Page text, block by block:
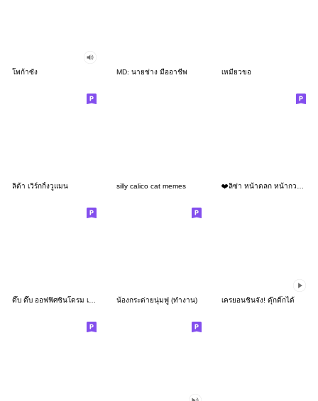
โพก้าซัง MD: นายช่าง มืออาชีพ เหมียวขอ
ลิต้า เวิร์กกิ้งวูแมน silly calico cat memes
ดึ๊บ ดึ๊บ ออฟฟิศซินโดรม เก้า น้องกระต่ายนุ่มฟู (ทำงาน) เครยอนชินจัง! ดุ๊กดิ๊กได้